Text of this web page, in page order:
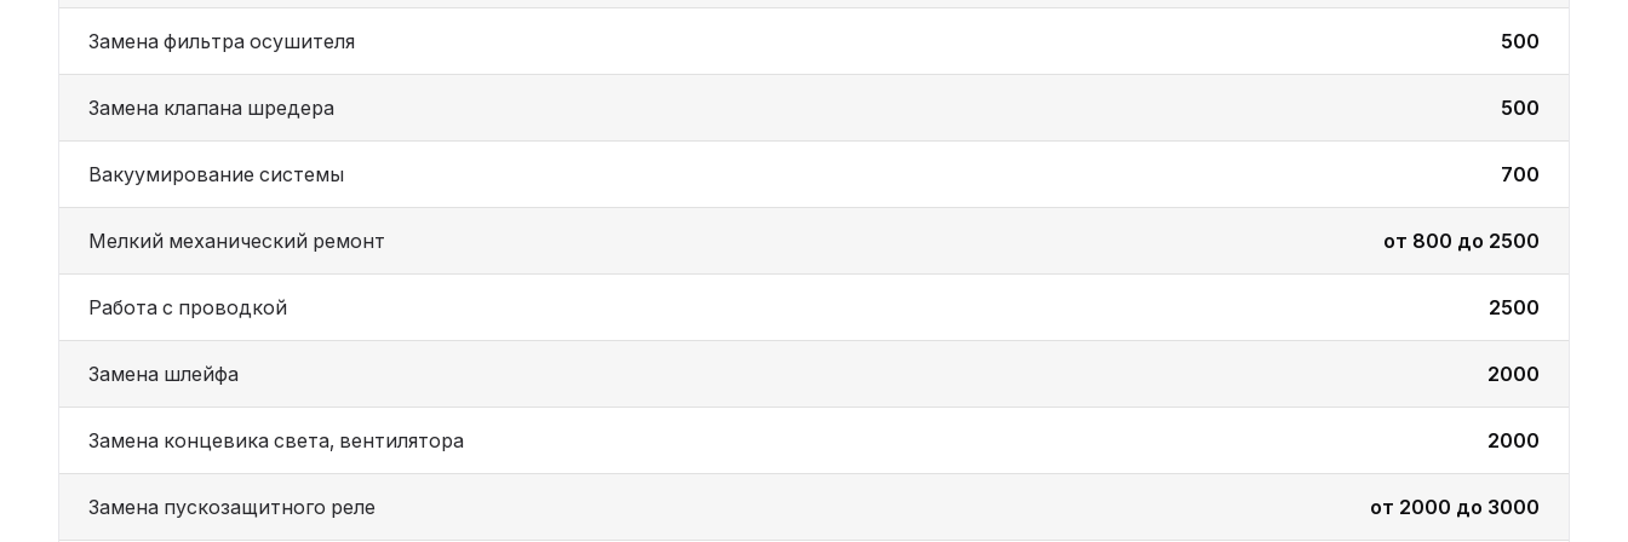
Замена фильтра осушителя 500
Замена клапана шредера 500
Вакуумирование системы 700
Мелкий механический ремонт от 800 до 2500
Работа с проводкой 2500
Замена шлейфа 2000
Замена концевика света, вентилятора 2000
Замена пускозащитного реле от 2000 до 3000